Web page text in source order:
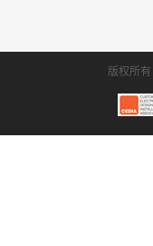
版权所